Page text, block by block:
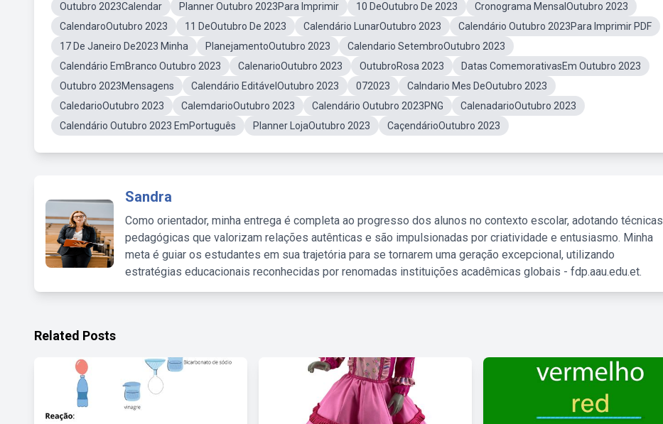
Outubro 2023Calendar
Planner Outubro 2023Para Imprimir 10 DeOutubro De 2023
Cronograma MensalOutubro 2023
CalendaroOutubro 2023
11 DeOutubro De 2023 Calendário LunarOutubro 2023
Calendário Outubro 2023Para Imprimir PDF
17 De Janeiro De2023 Minha
PlanejamentoOutubro 2023
Calendario SetembroOutubro 2023
Calendário EmBranco Outubro 2023
CalenarioOutubro 2023 OutubroRosa 2023
Datas ComemorativasEm Outubro 2023
Outubro 2023Mensagens
Calendário EditávelOutubro 2023 072023
Calndario Mes DeOutubro 2023
CaledarioOutubro 2023
CalemdarioOutubro 2023 Calendário Outubro 2023PNG
CalenadarioOutubro 2023
Calendário Outubro 2023 EmPortuguês
Planner LojaOutubro 2023 CaçendárioOutubro 2023
Sandra
Como orientador, minha entrega é completa ao progresso dos alunos no contexto escolar, adotando técnicas
pedagógicas que valorizam relações autênticas e são impulsionadas por criatividade e entusiasmo. Minha
meta é guiar os estudantes em sua trajetória para se tornarem uma geração excepcional, utilizando
estratégias educacionais reconhecidas por renomadas instituições acadêmicas globais - fdp.aau.edu.et.
Related Posts